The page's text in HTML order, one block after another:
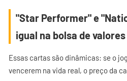
"Star Performer" e
igual na bolsa de valores
Essas cartas são dinâmicas: se o
vencerem na vida real, o preço da